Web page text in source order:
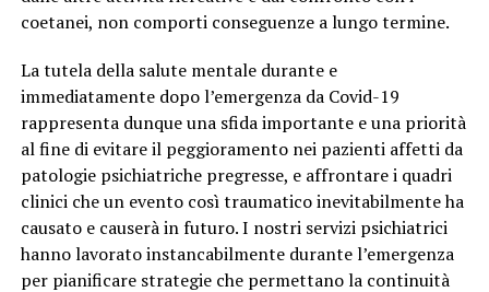
coetanei, non comporti conseguenze a lungo termine.
La tutela della salute mentale durante e
immediatamente dopo l’emergenza da Covid-19
rappresenta dunque una sfida importante e una priorità
al fine di evitare il peggioramento nei pazienti affetti da
patologie psichiatriche pregresse, e affrontare i quadri
clinici che un evento così traumatico inevitabilmente ha
causato e causerà in futuro. I nostri servizi psichiatrici
hanno lavorato instancabilmente durante l’emergenza
per pianificare strategie che permettano la continuità